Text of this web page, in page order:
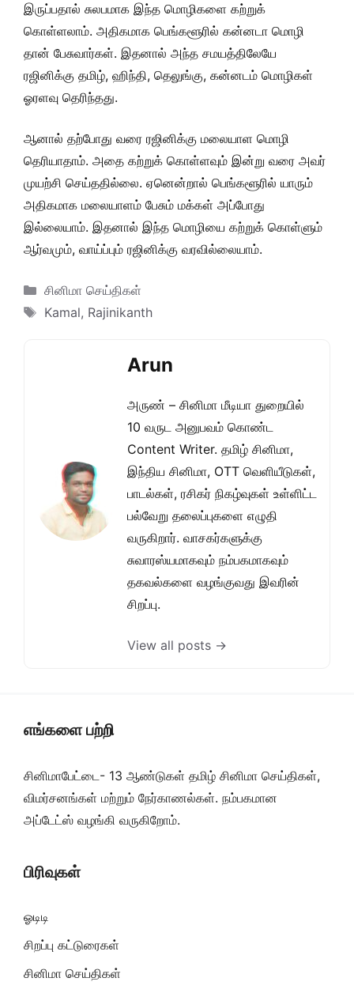
இருப்பதால் சுலபமாக இந்த மொழிகளை கற்றுக்
கொள்ளலாம். அதிகமாக பெங்களூரில் கன்னடா மொழி
தான் பேசுவார்கள். இதனால் அந்த சமயத்திலேயே
ரஜினிக்கு தமிழ், ஹிந்தி, தெலுங்கு, கன்னடம் மொழிகள்
ஓரளவு தெரிந்தது.
ஆனால் தற்போது வரை ரஜினிக்கு மலையாள மொழி
தெரியாதாம். அதை கற்றுக் கொள்ளவும் இன்று வரை அவர்
முயற்சி செய்ததில்லை. ஏனென்றால் பெங்களூரில் யாரும்
அதிகமாக மலையாளம் பேசும் மக்கள் அப்போது
இல்லையாம். இதனால் இந்த மொழியை கற்றுக் கொள்ளும்
ஆர்வமும், வாய்ப்பும் ரஜினிக்கு வரவில்லையாம்.
Categories
சினிமா செய்திகள்
Tags
Kamal, Rajinikanth
Arun
அருண் – சினிமா மீடியா துறையில்
10 வருட அனுபவம் கொண்ட
Content Writer. தமிழ் சினிமா,
இந்திய சினிமா, OTT வெளியீடுகள்,
பாடல்கள், ரசிகர் நிகழ்வுகள் உள்ளிட்ட
பல்வேறு தலைப்புகளை எழுதி
வருகிறார். வாசகர்களுக்கு
சுவாரஸ்யமாகவும் நம்பகமாகவும்
தகவல்களை வழங்குவது இவரின்
சிறப்பு.
View all posts →
எங்களை பற்றி
சினிமாபேட்டை- 13 ஆண்டுகள் தமிழ் சினிமா செய்திகள்,
விமர்சனங்கள் மற்றும் நேர்காணல்கள். நம்பகமான
அப்டேட்ஸ் வழங்கி வருகிறோம்.
பிரிவுகள்
ஓடிடி
சிறப்பு கட்டுரைகள்
சினிமா செய்திகள்